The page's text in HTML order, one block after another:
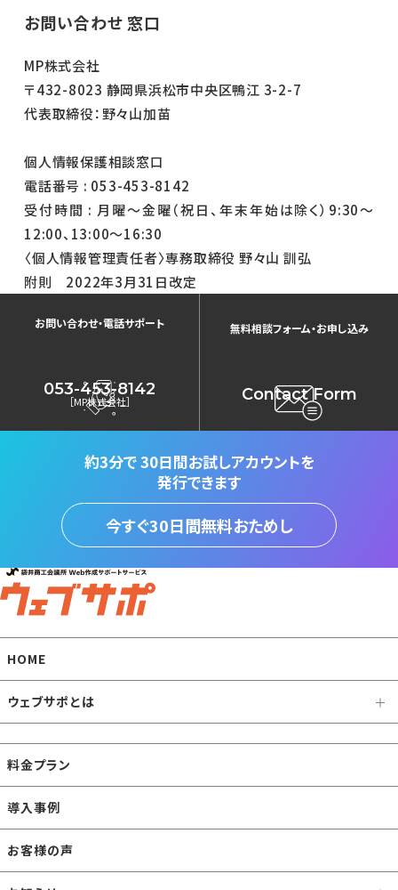
お問い合わせ 窓口
MP株式会社
〒432-8023 静岡県浜松市中央区鴨江 3-2-7
代表取締役：野々山加苗
個人情報保護相談窓口
電話番号 : 053-453-8142
受付時間 : 月曜～金曜（祝日、年末年始は除く）9:30～
12:00、13:00～16:30
〈個人情報管理責任者〉専務取締役 野々山 訓弘
附則 2022年3月31日改定
お問い合わせ・電話サポート
053-453-8142
［MP株式会社］
無料相談フォーム・お申し込み
Contact Form
約3分で30日間お試しアカウントを
発行できます
今すぐ30日間無料おためし
HOME
ウェブサポとは
料金プラン
導入事例
お客様の声